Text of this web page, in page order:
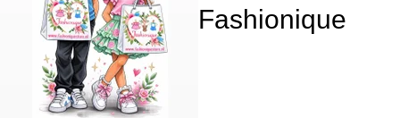
Fashionique